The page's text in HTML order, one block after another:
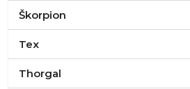
Škorpion
Tex
Thorgal